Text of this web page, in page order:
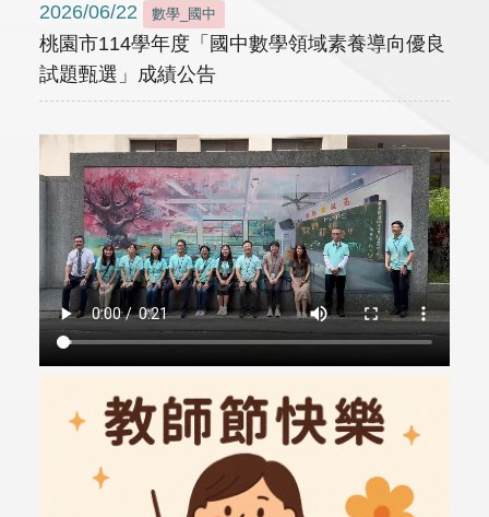
2026/06/22 數學_國中
桃園市114學年度「國中數學領域素養導向優良
試題甄選」成績公告